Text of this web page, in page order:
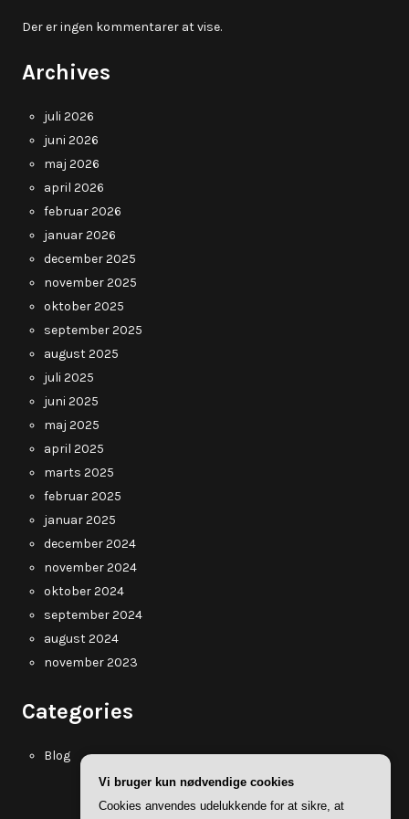
Der er ingen kommentarer at vise.
Archives
juli 2026
juni 2026
maj 2026
april 2026
februar 2026
januar 2026
december 2025
november 2025
oktober 2025
september 2025
august 2025
juli 2025
juni 2025
maj 2025
april 2025
marts 2025
februar 2025
januar 2025
december 2024
november 2024
oktober 2024
september 2024
august 2024
november 2023
Categories
Blog
Vi bruger kun nødvendige cookies
Cookies anvendes udelukkende for at sikre, at